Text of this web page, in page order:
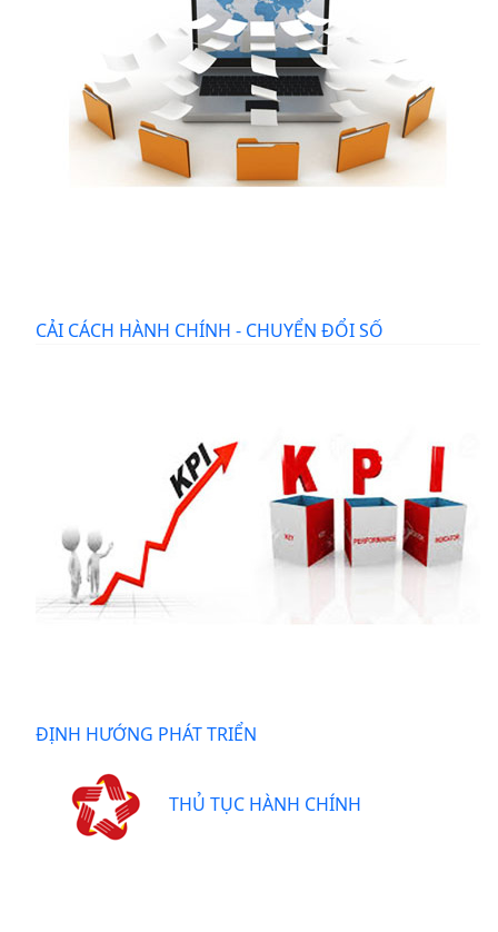
CẢI CÁCH HÀNH CHÍNH - CHUYỂN ĐỔI SỐ
ĐỊNH HƯỚNG PHÁT TRIỂN
THỦ TỤC HÀNH CHÍNH